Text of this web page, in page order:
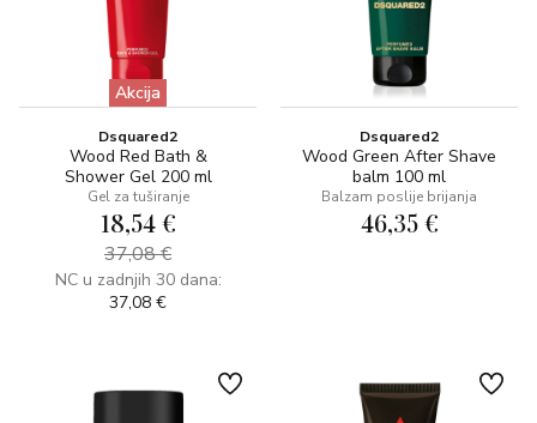
Akcija
Dsquared2
Wood Red Bath &
Shower Gel 200 ml
Gel za tuširanje
18,54 €
37,08 €
NC u zadnjih 30 dana:
37,08 €
Dsquared2
Wood Green After Shave
balm 100 ml
Balzam poslije brijanja
46,35 €